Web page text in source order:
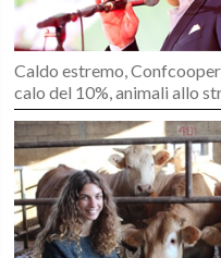
Caldo estremo,
calo del 10%, animali allo